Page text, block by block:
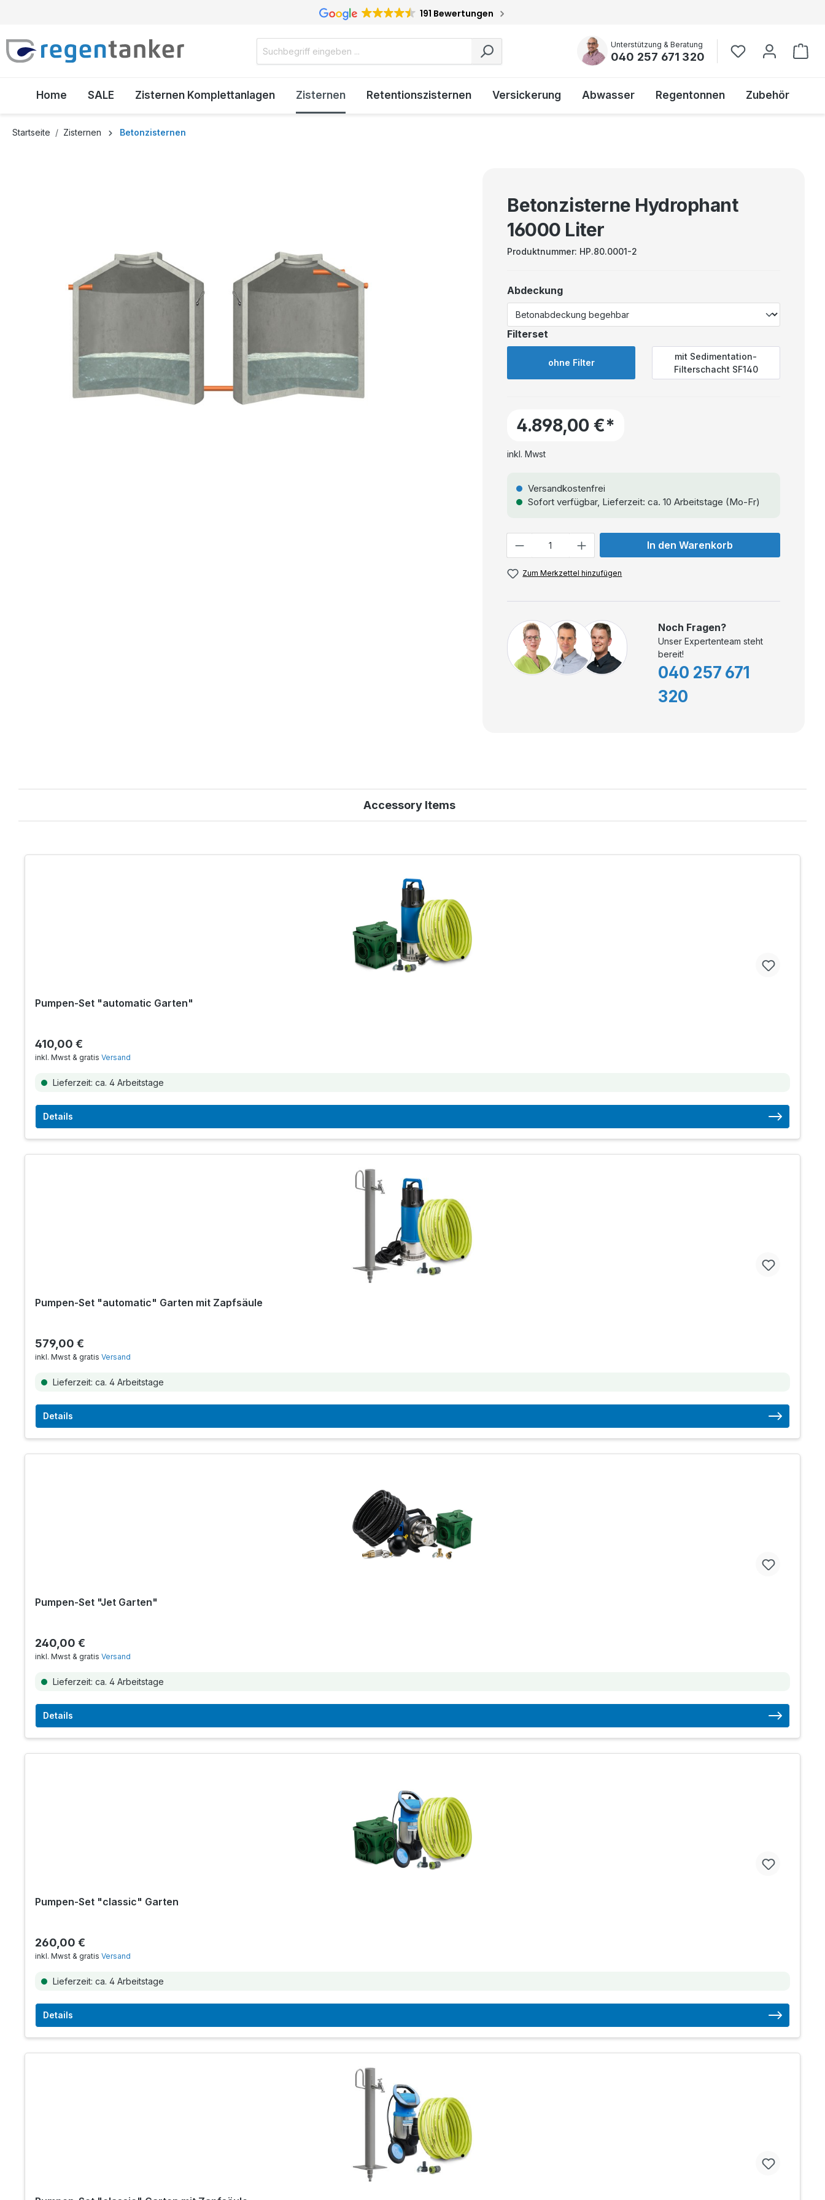
191 Bewertungen
Unterstützung & Beratung
040 257 671 320
Home SALE Zisternen Komplettanlagen Zisternen Retentionszisternen Versickerung Abwasser Regentonnen Zubehör
Startseite Zisternen Betonzisternen
Betonzisterne Hydrophant
16000 Liter
Produktnummer: HP.80.0001-2
Abdeckung
Filterset
ohne Filter
mit Sedimentation-
Filterschacht SF140
4.898,00 €*
inkl. Mwst
Versandkostenfrei
Sofort verfügbar, Lieferzeit: ca. 10 Arbeitstage (Mo-Fr)
In den Warenkorb
Zum Merkzettel hinzufügen
Noch Fragen?
Unser Expertenteam steht
bereit!
040 257 671
320
Accessory Items
Pumpen-Set "automatic Garten"
410,00 €
inkl. Mwst & gratis Versand
Lieferzeit: ca. 4 Arbeitstage
Details
Pumpen-Set "automatic" Garten mit Zapfsäule
579,00 €
inkl. Mwst & gratis Versand
Lieferzeit: ca. 4 Arbeitstage
Details
Pumpen-Set "Jet Garten"
240,00 €
inkl. Mwst & gratis Versand
Lieferzeit: ca. 4 Arbeitstage
Details
Pumpen-Set "classic" Garten
260,00 €
inkl. Mwst & gratis Versand
Lieferzeit: ca. 4 Arbeitstage
Details